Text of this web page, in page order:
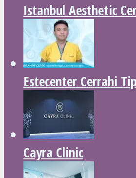
Istanbul Aesthetic
Estecenter Cerrahi
Cayra Clinic